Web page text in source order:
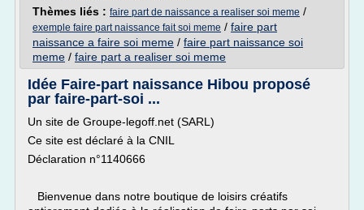
Thèmes liés : faire part de naissance a realiser soi meme /
exemple faire part naissance fait soi meme / faire part
naissance a faire soi meme / faire part naissance soi
meme / faire part a realiser soi meme
Idée Faire-part naissance Hibou proposé
par faire-part-soi ...
Un site de Groupe-legoff.net (SARL)
Ce site est déclaré à la CNIL
Déclaration n°1140666
Bienvenue dans notre boutique de loisirs créatifs